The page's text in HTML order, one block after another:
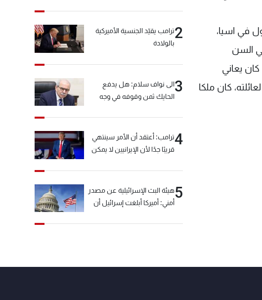
في اسيا،
في السن
يعاني
كان ملكا
2ترامب يقيّد الجنسية الأميركية
بالولادة
3الى نواف سلام: هل يدفع
الحايك ثمن وقوفه في وجه
4ترامب: أعتقد أن الأمر سينتهي
قريبًا جدًا لأن الإيرانيين لا يمكن
5هيئة البث الإسرائيلية عن مصدر
أمني: أميركا أبلغت إسرائيل أن